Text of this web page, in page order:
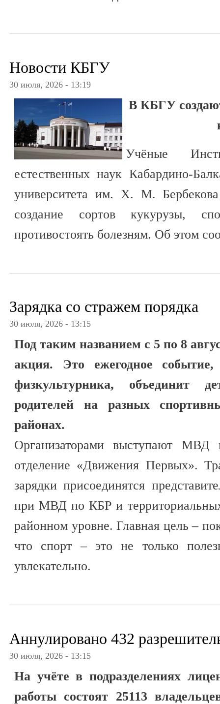
Новости КБГУ
30 июля, 2026 - 13:19
В КБГУ
Учёные
естественных наук Кабардино-
университета им. Х. М.
создание сортов кукурузы,
противостоять болезням. Об этом
Зарядка со стражем порядка
30 июля, 2026 - 13:15
Под таким названием с 5 по 8
акция. Это ежегодное
физкультурника, объединит
родителей на разных
районах.
Организаторами выступают
отделение «Движения Первых».
зарядки присоединятся
при МВД по КБР и
районном уровне. Главная цель –
что спорт – это не только
увлекательно.
Аннулировано 432
30 июля, 2026 - 13:15
На учёте в подразделениях
работы состоят 25113